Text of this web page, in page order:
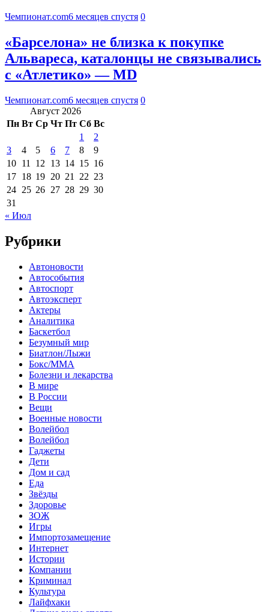
Чемпионат.com6 месяцев спустя 0
«Барселона» не близка к покупке
Альвареса, каталонцы не связывались
с «Атлетико» — MD
Чемпионат.com6 месяцев спустя 0
Август 2026
Пн Вт Ср Чт Пт Сб Вс
1
2
3
4 5 6 7 8
9
10 11 12 13 14 15 16
17 18 19 20 21 22 23
24 25 26 27 28 29 30
31
« Июл
Рубрики
Автоновости
Автособытия
Автоспорт
Автоэксперт
Актеры
Аналитика
Баскетбол
Безумный мир
Биатлон/Лыжи
Бокс/MMA
Болезни и лекарства
В мире
В России
Вещи
Военные новости
Волейбол
Волейбол
Гаджеты
Дети
Дом и сад
Еда
Звёзды
Здоровье
ЗОЖ
Игры
Импортозамещение
Интернет
Истории
Компании
Криминал
Культура
Лайфхаки